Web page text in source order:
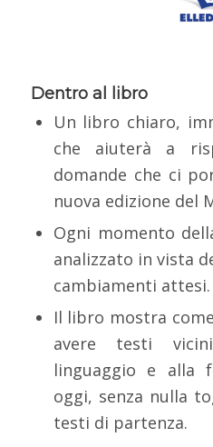
Dentro al libro
Un libro chiaro,
che aiuterà a
domande che ci
nuova edizione del
Ogni momento
analizzato in vista
cambiamenti attesi.
Il libro mostra
avere testi
linguaggio e alla
oggi, senza nulla
testi di partenza.